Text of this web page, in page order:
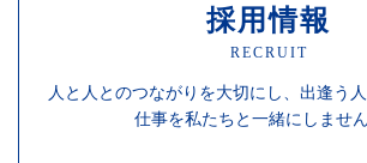
採用情報
RECRUIT
人と人とのつながりを大切にし、 出逢う
仕事を私たちと一緒にしませ